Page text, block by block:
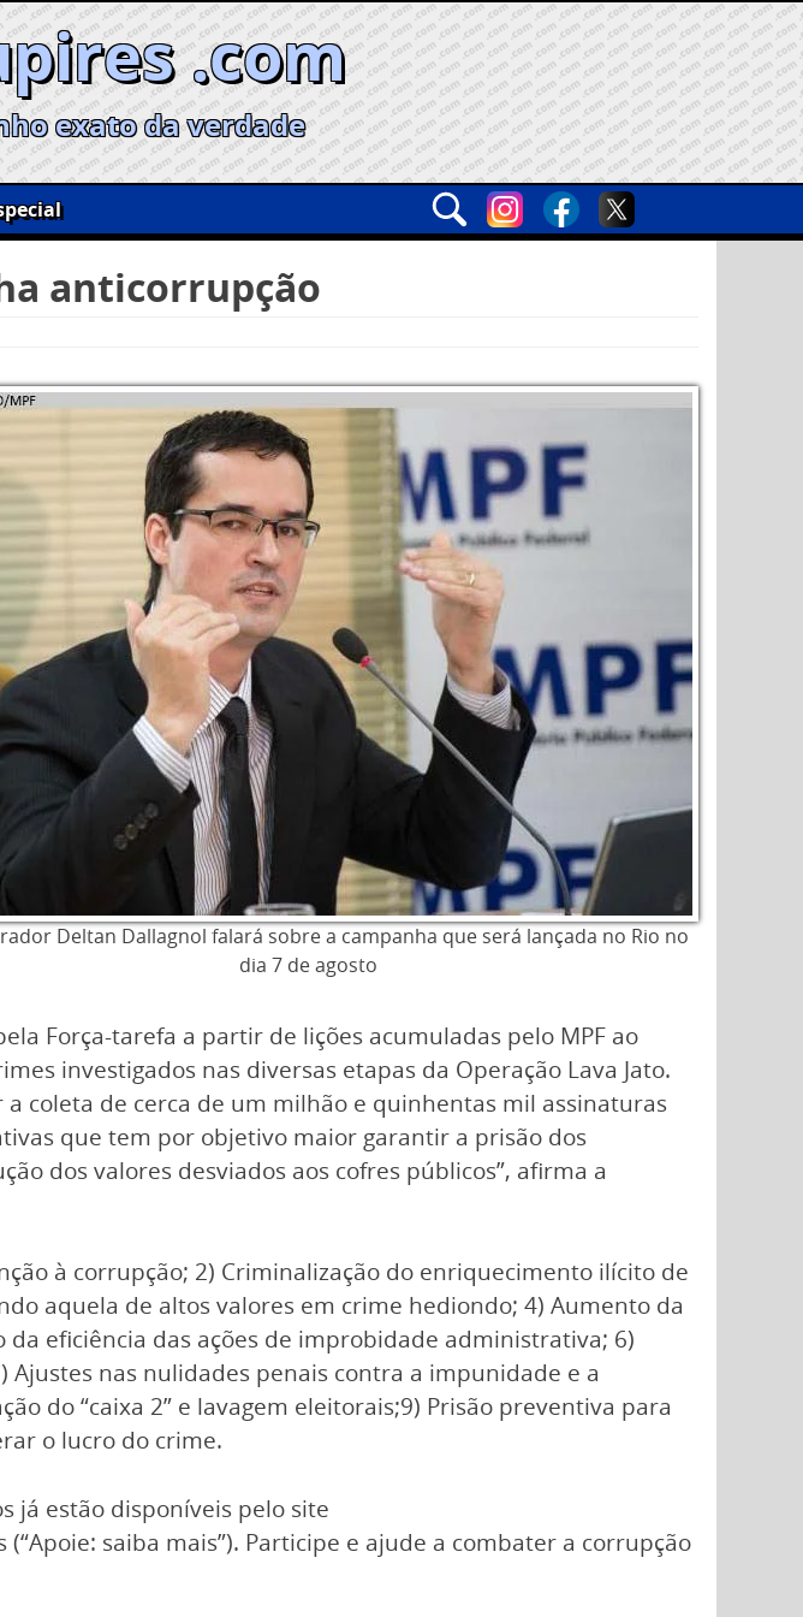
.com
exato da verdade
anticorrupção
Deltan Dallagnol falará sobre a campanha que será lançada no Rio no
dia 7 de agosto
Força-tarefa a partir de lições acumuladas pelo MPF ao
investigados nas diversas etapas da Operação Lava Jato.
coleta de cerca de um milhão e quinhentas mil assinaturas
que tem por objetivo maior garantir a prisão dos
dos valores desviados aos cofres públicos”, afirma a
à corrupção; 2) Criminalização do enriquecimento ilícito de
aquela de altos valores em crime hediondo; 4) Aumento da
eficiência das ações de improbidade administrativa; 6)
nas nulidades penais contra a impunidade e a
do “caixa 2” e lavagem eleitorais;9) Prisão preventiva para
o lucro do crime.
já estão disponíveis pelo site
(“Apoie: saiba mais”). Participe e ajude a combater a corrupção